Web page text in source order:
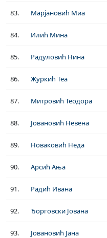
83. Марјановић Миа
84. Илић Мина
85. Радуловић Нина
86. Журкић Теа
87. Митровић Теодора
88. Јовановић Невена
89. Новаковић Неда
90. Арсић Ања
91. Радић Ивана
92. Ђорговски Јована
93. Јовановић Јана